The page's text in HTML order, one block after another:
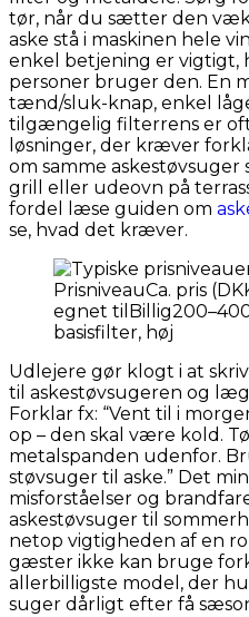
tør, når du sætter den
aske stå i maskinen hele
enkel betjening er vigtigt,
personer bruger den. En
tænd/sluk-knap, enkel
tilgængelig filterrens er
løsninger, der kræver
om samme askestøvsuger
grill eller udeovn på
fordel læse guiden om
se, hvad det kræver.
Udlejere gør klogt i at
til askestøvsugeren og
Forklar fx: “Vent til i
op – den skal være kold.
metalspanden udenfor.
støvsuger til aske.” Det
misforståelser og
askestøvsuger til
netop vigtigheden af en
gæster ikke kan bruge
allerbilligste model, der
suger dårligt efter få